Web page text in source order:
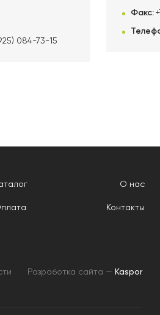
084-73-15
Факс:
О нас
Контакты
Разработка сайта — Kaspor